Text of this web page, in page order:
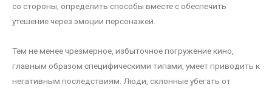
со стороны, определить способы вместе с обеспечить
утешение через эмоции персонажей.
Тем не менее чрезмерное, избыточное погружение кино,
главным образом специфическими типами, умеет приводить к
негативным последствиям. Люди, склонные убегать от